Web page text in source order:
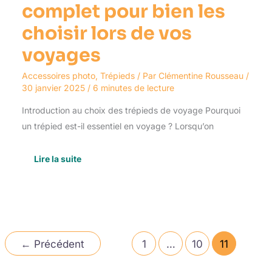
complet pour bien les
choisir lors de vos
voyages
Accessoires photo, Trépieds/ Par Clémentine Rousseau /
30 janvier 2025 / 6 minutes de lecture
Introduction au choix des trépieds de voyage Pourquoi
un trépied est-il essentiel en voyage ? Lorsqu’on
Lire la suite
← Précédent 1 … 10 11